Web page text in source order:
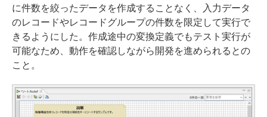
に件数を絞ったデータを作成することなく、入力データ
のレコードやレコードグループの件数を限定して実行で
きるようにした。作成途中の変換定義でもテスト実行が
可能なため、動作を確認しながら開発を進められるとの
こと。